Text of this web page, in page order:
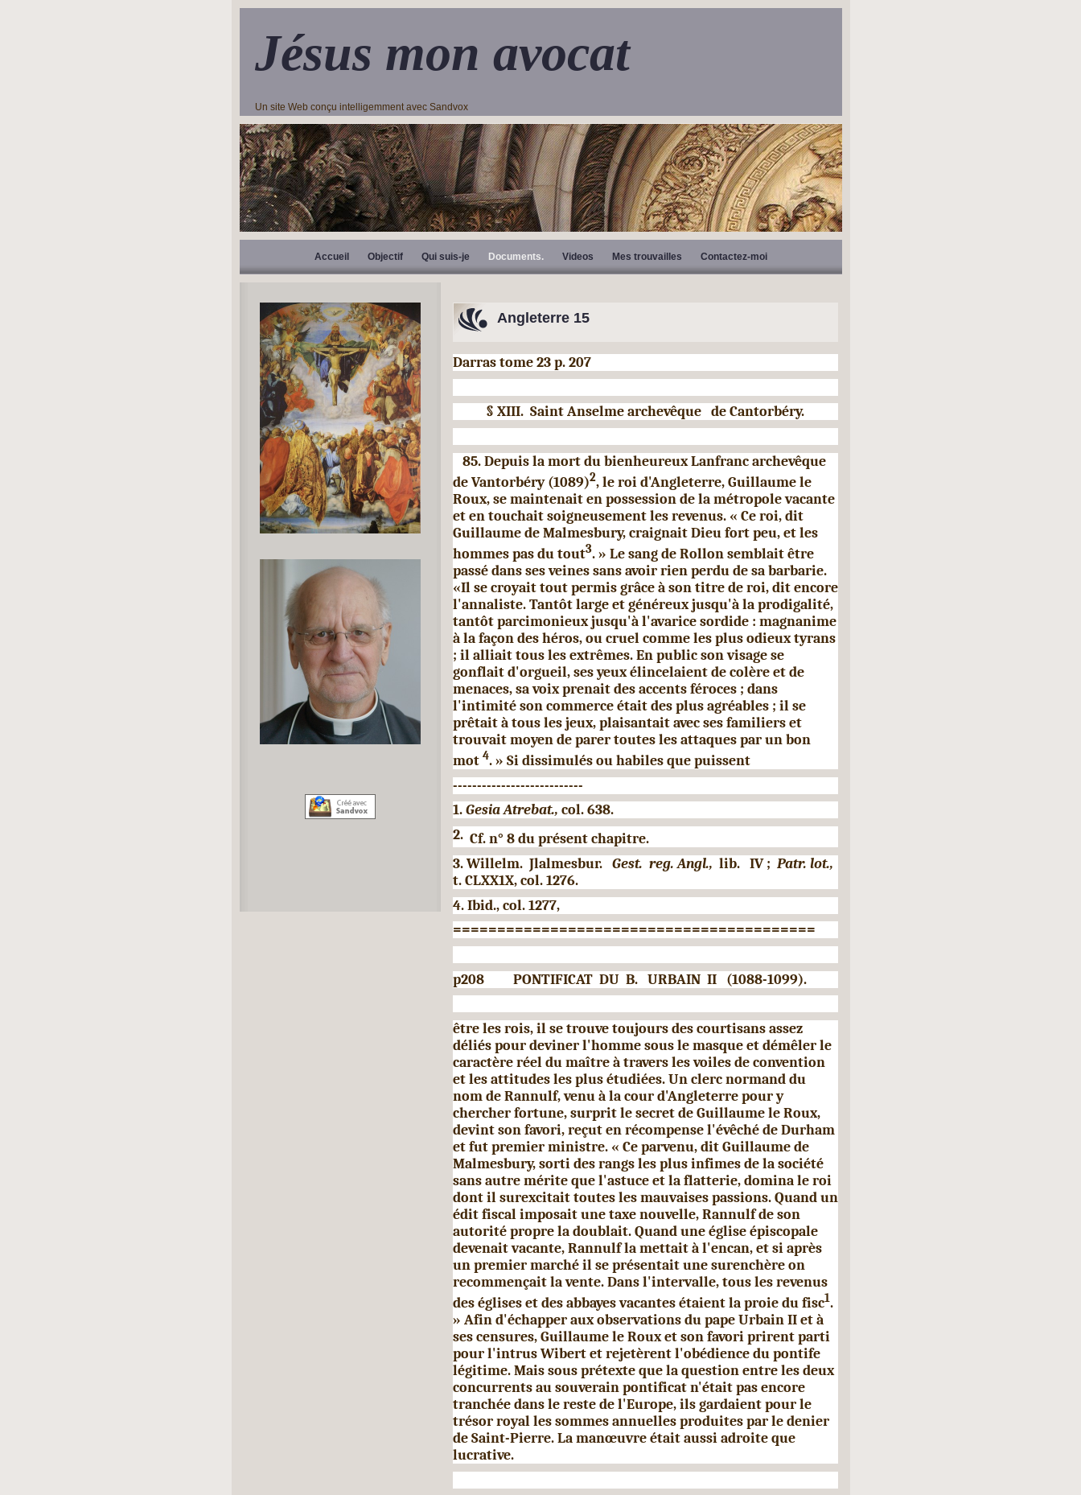
Jésus mon avocat
Un site Web conçu intelligemment avec Sandvox
Accueil Objectif Qui suis-je Documents. Videos Mes trouvailles Contactez-moi
Angleterre 15
Darras tome 23 p. 207
§ XIII. Saint Anselme archevêque de Cantorbéry.
85. Depuis la mort du bienheureux Lanfranc archevêque
de Vantorbéry (1089)2, le roi d'Angleterre, Guillaume le
Roux, se mainte­nait en possession de la métropole vacante
et en touchait soigneu­sement les revenus. « Ce roi, dit
Guillaume de Malmesbury, crai­gnait Dieu fort peu, et les
hommes pas du tout3. » Le sang de Rollon semblait être
passé dans ses veines sans avoir rien perdu de sa barbarie.
«Il se croyait tout permis grâce à son titre de roi, dit en­core
l'annaliste. Tantôt large et généreux jusqu'à la prodigalité,
tantôt parcimonieux jusqu'à l'avarice sordide : magnanime
à la fa­çon des héros, ou cruel comme les plus odieux tyrans
; il alliait tous les extrêmes. En public son visage se
gonflait d'orgueil, ses yeux élincelaient de colère et de
menaces, sa voix prenait des accents fé­roces ; dans
l'intimité son commerce était des plus agréables ; il se
prêtait à tous les jeux, plaisantait avec ses familiers et
trouvait moyen de parer toutes les attaques par un bon
mot 4. » Si dissimu­lés ou habiles que puissent
---------------------------
1.Gesia Atrebat., col. 638.
2. Cf. n° 8 du présent chapitre.
3. Willelm. Jlalmesbur. Gest. reg. Angl., lib. IV; Patr. lot.,
t. CLXX1X, col. 1276.
4. Ibid., col. 1277,
=========================================
p208 PONTIFICATDU B. URBAIN II (1088-1099).
être les rois, il se trouve toujours des courtisans assez
déliés pour deviner l'homme sous le masque et démêler le
caractère réel du maître à travers les voiles de convention
et les attitudes les plus étudiées. Un clerc normand du
nom de Rannulf, venu à la cour d'Angleterre pour y
chercher fortune, surprit le secret de Guillaume le Roux,
devint son favori, reçut en récom­pense l'évêché de Durham
et fut premier ministre. « Ce parvenu, dit Guillaume de
Malmesbury, sorti des rangs les plus infimes de la société
sans autre mérite que l'astuce et la flatterie, domina le roi
dont il surexcitait toutes les mauvaises passions. Quand un
édit fis­cal imposait une taxe nouvelle, Rannulf de son
autorité propre la doublait. Quand une église épiscopale
devenait vacante, Rannulf la mettait à l'encan, et si après
un premier marché il se présentait une surenchère on
recommençait la vente. Dans l'intervalle, tous lesrevenus
des églises et des abbayes vacantes étaient la proie du fisc1.
» Afin d'échapper aux observations du pape UrbainIIet à
ses censu­res, Guillaume le Roux et son favori prirent parti
pour l'intrus Wibert et rejetèrent l'obédience du pontife
légitime. Mais sous prétexte que la question entre les deux
concurrents au souverain pontificat n'était pas encore
tranchée dans le reste de l'Europe, ils gardaient pour le
trésor royal les sommes annuelles produites par le denier
de Saint-Pierre. La manœuvre était aussi adroite que
lucrative.